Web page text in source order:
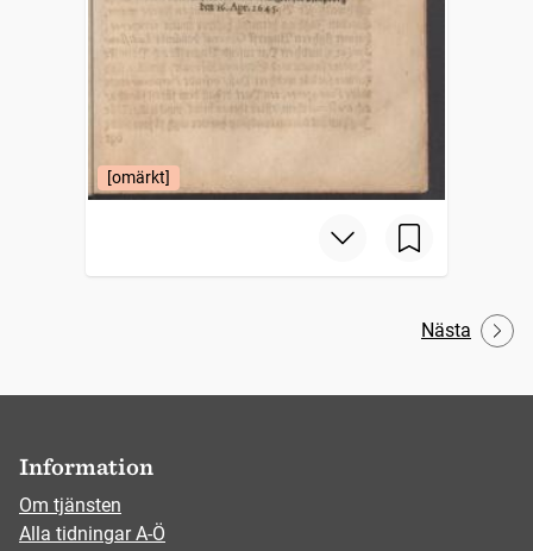
[omärkt]
Nästa
Information
Om tjänsten
Alla tidningar A-Ö